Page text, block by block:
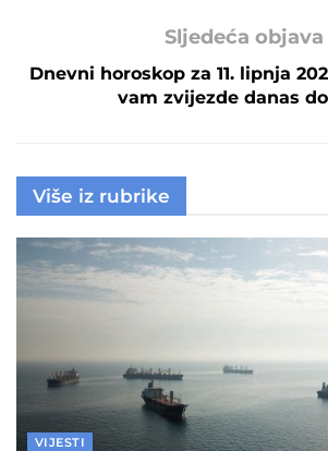
Sljedeća objava
Dnevni horoskop za 11. lipnja
vam zvijezde danas
Više iz rubrike
VIJESTI